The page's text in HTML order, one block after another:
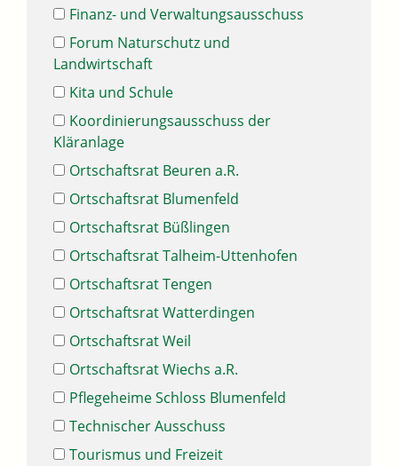
Finanz- und Verwaltungsausschuss
Forum Naturschutz und
Landwirtschaft
Kita und Schule
Koordinierungsausschuss der
Kläranlage
Ortschaftsrat Beuren a.R.
Ortschaftsrat Blumenfeld
Ortschaftsrat Büßlingen
Ortschaftsrat Talheim-Uttenhofen
Ortschaftsrat Tengen
Ortschaftsrat Watterdingen
Ortschaftsrat Weil
Ortschaftsrat Wiechs a.R.
Pflegeheime Schloss Blumenfeld
Technischer Ausschuss
Tourismus und Freizeit